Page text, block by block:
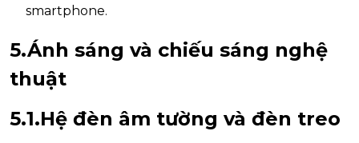
smartphone.
5.Ánh sáng và chiếu sáng nghệ
thuật
5.1.Hệ đèn âm tường và đèn treo